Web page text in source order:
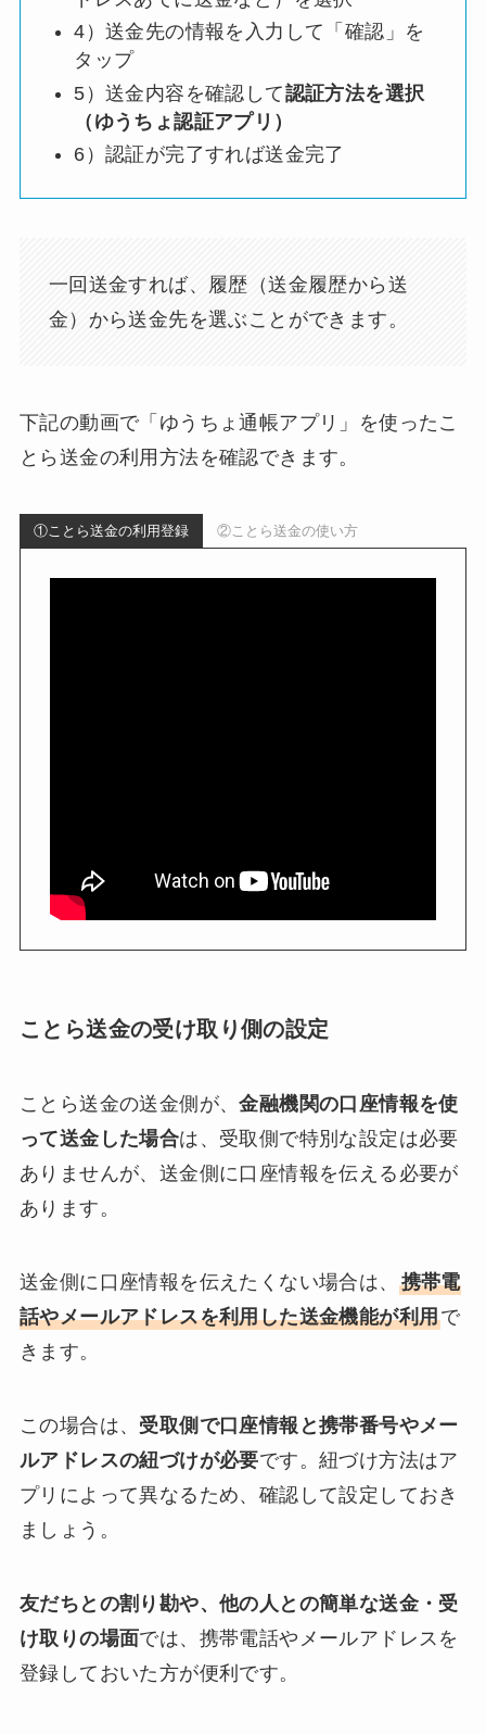
4）送金先の情報を入力して「確認」を
タップ
5）送金内容を確認して認証方法を選択
（ゆうちょ認証アプリ）
6）認証が完了すれば送金完了
一回送金すれば、履歴（送金履歴から送
金）から送金先を選ぶことができます。
下記の動画で「ゆうちょ通帳アプリ」を使ったこ
とら送金の利用方法を確認できます。
①ことら送金の利用登録 ②ことら送金の使い方
ことら送金の受け取り側の設定
ことら送金の送金側が、金融機関の口座情報を使
って送金した場合は、受取側で特別な設定は必要
ありませんが、送金側に口座情報を伝える必要が
あります。
送金側に口座情報を伝えたくない場合は、 携帯電
話やメールアドレスを利用した送金機能が利用で
きます。
この場合は、 受取側で口座情報と携帯番号やメー
ルアドレスの紐づけが必要です。紐づけ方法はア
プリによって異なるため、確認して設定しておき
ましょう。
友だちとの割り勘や、他の人との簡単な送金・受
け取りの場面では、携帯電話やメールアドレスを
登録しておいた方が便利です。